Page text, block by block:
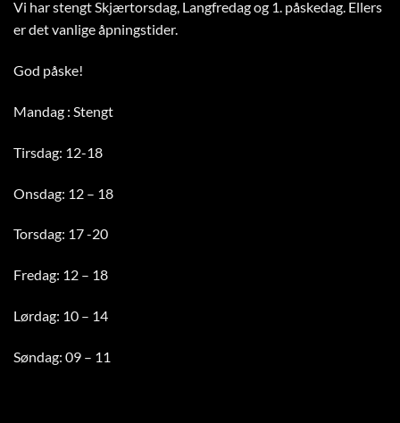
Vi har stengt Skjærtorsdag, Langfredag og 1. påskedag. Ellers
er det vanlige åpningstider.
God påske!
Mandag : Stengt
Tirsdag: 12-18
Onsdag: 12 – 18
Torsdag: 17 -20
Fredag: 12 – 18
Lørdag: 10 – 14
Søndag: 09 – 11